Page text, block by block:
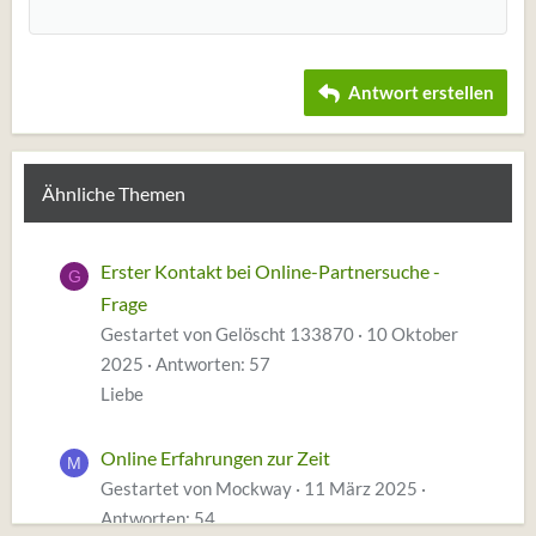
Antwort erstellen
Ähnliche Themen
G
Erster Kontakt bei Online-Partnersuche -
Frage
Gestartet von Gelöscht 133870
10 Oktober
2025
Antworten: 57
Liebe
M Online Erfahrungen zur Zeit
Gestartet von Mockway
11 März 2025
Antworten: 54